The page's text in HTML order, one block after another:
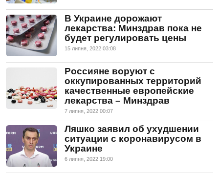
В Украине дорожают
лекарства: Минздрав пока не
будет регулировать цены
15 липня, 2022 03:08
Россияне воруют с
оккупированных территорий
качественные европейские
лекарства – Минздрав
7 липня, 2022 00:07
Ляшко заявил об ухудшении
ситуации с коронавирусом в
Украине
6 липня, 2022 19:00